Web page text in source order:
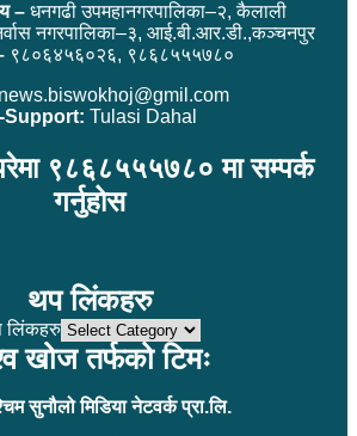
– धनगढी उपमहानगरपालिका–२, कैलाली
नगरपालिका–३, आई.बी.आर.डी.,कञ्चनपुर
९८०६४५६०२६, ९८६८५५५७८०
Support: Tulasi Dahal
परेमा ९८६८५५५७८० मा सम्पर्क
गर्नुहोस
थप लिंकहरु
लिंकहरु
खोज तर्फको टिमः
सुनौलो मिडिया नेटवर्क प्रा.लि.